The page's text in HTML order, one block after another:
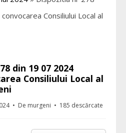
Consiliului Local al
din 19 07 2024
Consiliului Local al
De murgeni 185 descărcate